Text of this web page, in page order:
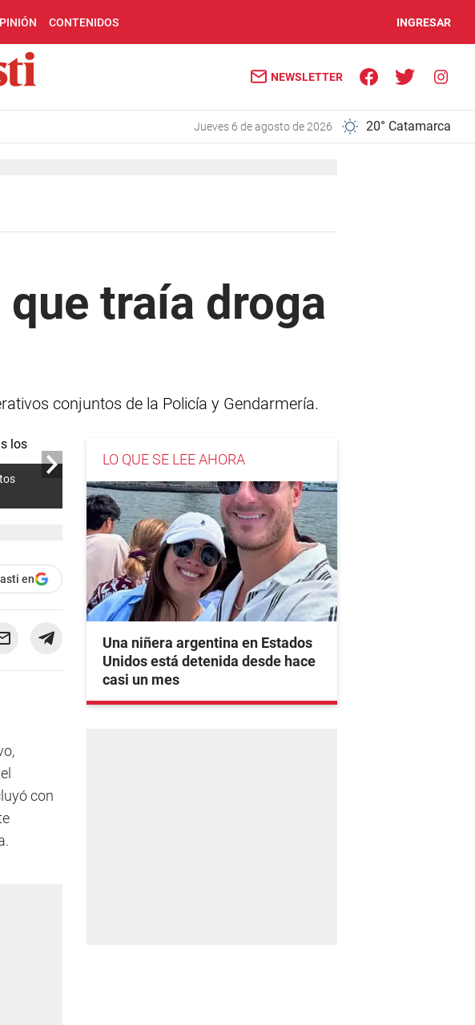
CONTENIDOS INGRESAR
NEWSLETTER
jueves 6 de agosto de 2026 20° Catamarca
traía droga
conjuntos de la Policía y Gendarmería.
en
con
LO QUE SE LEE AHORA
Una niñera argentina en Estados
Unidos está detenida desde hace
casi un mes